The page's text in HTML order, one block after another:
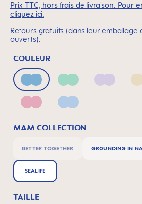
Prix TTC, hors frais de livraison. Pour
cliquez ici.
Retours gratuits (dans leur emballage
ouverts).
COULEUR
Blue Green Lilac
Pink Powder Blue
MAM COLLECTION
BETTER TOGETHER GROUNDING IN
SEALIFE
TAILLE